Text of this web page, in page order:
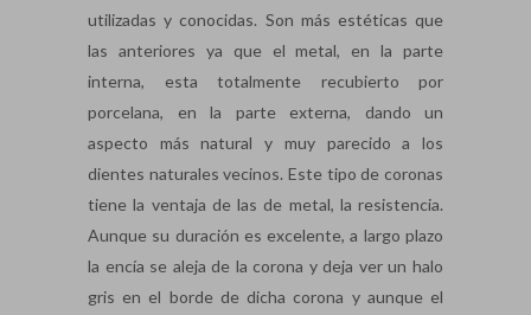
utilizadas y conocidas. Son más estéticas que
las anteriores ya que el metal, en la parte
interna, esta totalmente recubierto por
porcelana, en la parte externa, dando un
aspecto más natural y muy parecido a los
dientes naturales vecinos. Este tipo de coronas
tiene la ventaja de las de metal, la resistencia.
Aunque su duración es excelente, a largo plazo
la encía se aleja de la corona y deja ver un halo
gris en el borde de dicha corona y aunque el